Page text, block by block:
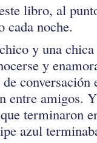
libro, al
cada noche.
y una
y
conversación
entre amigos.
terminaron
azul